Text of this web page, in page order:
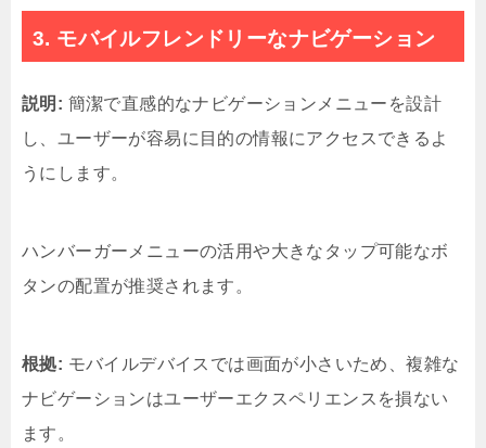
3. モバイルフレンドリーなナビゲーション
説明: 簡潔で直感的なナビゲーションメニューを設計
し、ユーザーが容易に目的の情報にアクセスできるよ
うにします。
ハンバーガーメニューの活用や大きなタップ可能なボ
タンの配置が推奨されます。
根拠: モバイルデバイスでは画面が小さいため、複雑な
ナビゲーションはユーザーエクスペリエンスを損ない
ます。